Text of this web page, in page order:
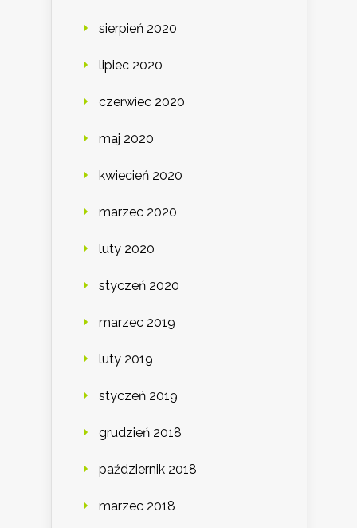
sierpień 2020
lipiec 2020
czerwiec 2020
maj 2020
kwiecień 2020
marzec 2020
luty 2020
styczeń 2020
marzec 2019
luty 2019
styczeń 2019
grudzień 2018
październik 2018
marzec 2018